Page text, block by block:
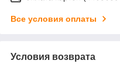
Все условия оплаты
Условия возврата